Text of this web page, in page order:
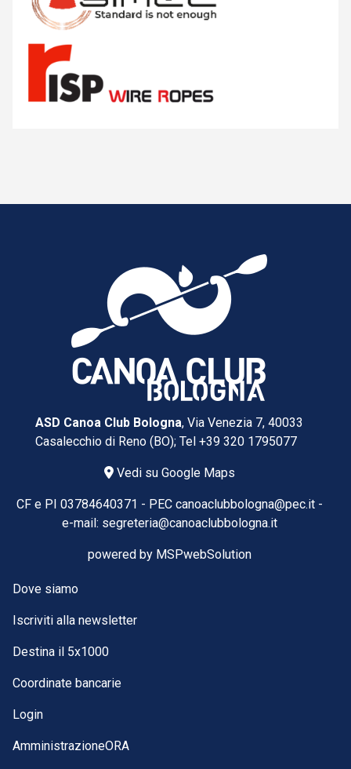
ASD Canoa Club Bologna, Via Venezia 7, 40033
Casalecchio di Reno (BO); Tel +39 320 1795077
Vedi su Google Maps
CF e PI 03784640371 - PEC canoaclubbologna@pec.it -
e-mail: segreteria@canoaclubbologna.it
powered by MSPwebSolution
Dove siamo
Iscriviti alla newsletter
Destina il 5x1000
Coordinate bancarie
Login
AmministrazioneORA